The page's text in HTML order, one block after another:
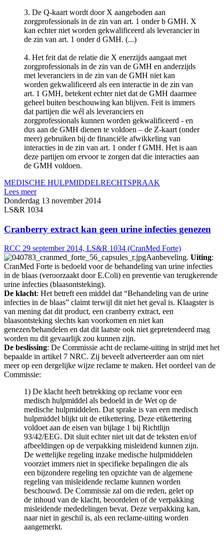
3. De Q-kaart wordt door X aangeboden aan
zorgprofessionals in de zin van art. 1 onder b GMH. X
kan echter niet worden gekwalificeerd als leverancier in
de zin van art. 1 onder d GMH. (...)
4. Het feit dat de relatie die X enerzijds aangaat met
zorgprofessionals in de zin van de GMH en anderzijds
met leveranciers in de zin van de GMH niet kan
worden gekwalificeerd als een interactie in de zin van
art. 1 GMH, betekent echter niet dat de GMH daarmee
geheel buiten beschouwing kan blijven. Feit is immers
dat partijen die wél als leveranciers en
zorgprofessionals kunnen worden gekwalificeerd - en
dus aan de GMH dienen te voldoen – de Z-kaart (onder
meer) gebruiken bij de financiële afwikkeling van
interacties in de zin van art. 1 onder f GMH. Het is aan
deze partijen om ervoor te zorgen dat die interacties aan
de GMH voldoen.
MEDISCHE HULPMIDDELRECHTSPRAAK
Lees meer
Donderdag 13 november 2014
LS&R 1034
Cranberry extract kan geen urine infecties genezen
RCC 29 september 2014, LS&R 1034 (CranMed Forte)
Aanbeveling. Uiting:
CranMed Forte is bedoeld voor de behandeling van urine infecties
in de blaas (veroorzaakt door E.Coli) en preventie van terugkerende
urine infecties (blaasontsteking).
De klacht: Het betreft een middel dat “Behandeling van de urine
infecties in de blaas” claimt terwijl dit niet het geval is. Klaagster is
van mening dat dit product, een cranberry extract, een
blaasontsteking slechts kan voorkomen en niet kan
genezen/behandelen en dat dit laatste ook niet gepretendeerd mag
worden nu dit gevaarlijk zou kunnen zijn.
De beslissing: De Commissie acht de reclame-uiting in strijd met het
bepaalde in artikel 7 NRC. Zij beveelt adverteerder aan om niet
meer op een dergelijke wijze reclame te maken. Het oordeel van de
Commissie:
1) De klacht heeft betrekking op reclame voor een
medisch hulpmiddel als bedoeld in de Wet op de
medische hulpmiddelen. Dat sprake is van een medisch
hulpmiddel blijkt uit de etikettering. Deze etikettering
voldoet aan de eisen van bijlage 1 bij Richtlijn
93/42/EEG. Dit sluit echter niet uit dat de teksten en/of
afbeeldingen op de verpakking misleidend kunnen zijn.
De wettelijke regeling inzake medische hulpmiddelen
voorziet immers niet in specifieke bepalingen die als
een bijzondere regeling ten opzichte van de algemene
regeling van misleidende reclame kunnen worden
beschouwd. De Commissie zal om die reden, gelet op
de inhoud van de klacht, beoordelen of de verpakking
misleidende mededelingen bevat. Deze verpakking kan,
naar niet in geschil is, als een reclame-uiting worden
aangemerkt.